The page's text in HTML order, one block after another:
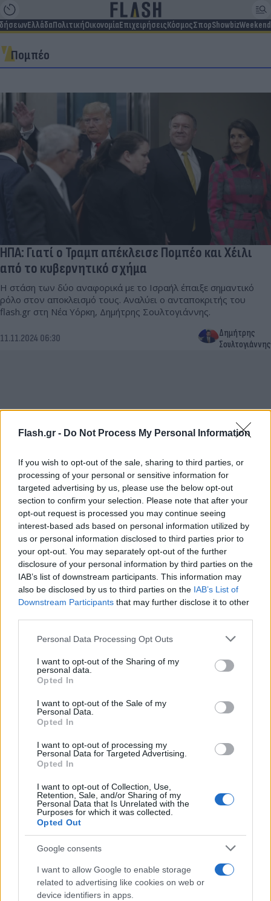
Flash.gr - Do Not Process My Personal Information
If you wish to opt-out of the sale, sharing to third parties, or
processing of your personal or sensitive information for
targeted advertising by us, please use the below opt-out
section to confirm your selection. Please note that after your
opt-out request is processed you may continue seeing
interest-based ads based on personal information utilized by
us or personal information disclosed to third parties prior to
your opt-out. You may separately opt-out of the further
disclosure of your personal information by third parties on the
IAB’s list of downstream participants. This information may
also be disclosed by us to third parties on the IAB’s List of
Downstream Participants that may further disclose it to other
Please note that this website/app uses one or more Google
not limited to your visit or usage behaviour. You may click to
grant or deny consent to Google and its third-party tags to
use your data for below specified purposes in below Google
consent section.
Personal Data Processing Opt Outs
I want to opt-out of the Sharing of my
personal data.
Opted In
I want to opt-out of the Sale of my
Personal Data.
Opted In
I want to opt-out of processing my
Personal Data for Targeted Advertising.
Opted In
I want to opt-out of Collection, Use,
Retention, Sale, and/or Sharing of my
Personal Data that Is Unrelated with the
Purposes for which it was collected.
Opted Out
Google consents
I want to allow Google to enable storage
related to advertising like cookies on web or
device identifiers in apps.
ΕλλάδαΠολιτικήΟικονομίαΕπιχειρήσειςΚόσμοςΣπορShowbizWeekend
Πομπέο
ΗΠΑ: Γιατί ο Τραμπ απέκλεισε Πομπέο και Χέιλι
από το κυβερνητικό σχήμα
Η στάση των δύο αναφορικά με το Ισραήλ έπαιξε σημαντικό
ρόλο στον αποκλεισμό τους. Αναλύει ο ανταποκριτής του
flash.gr στη Νέα Υόρκη, Δημήτρης Σουλτογιάννης.
11.11.2024 06:30
Δημήτρης
Σουλτογιάννης
Μιλτιάδης Βαρβιτσιώτης: Συνάντηση με Μάικ
Πομπέο στην Ουάσινγκτον
15.03.2022 23:25
Γιώργος
Δημητρόπουλος
Πομπέο ευχές 2021: Πρωτοχρονιάτικο tweet με
τη φωτογραφία του Παρθενώνα
01.01.2021 10:14